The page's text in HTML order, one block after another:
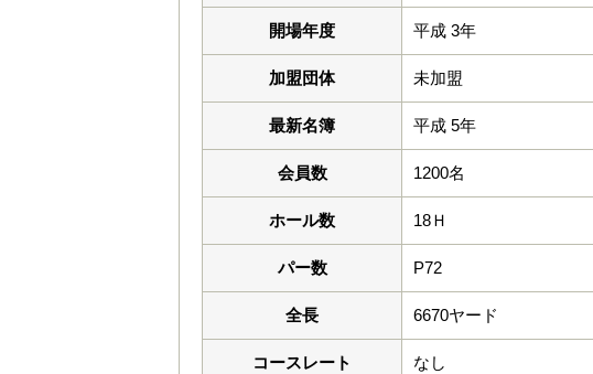
開場年度 平成 3年
加盟団体 未加盟
最新名簿 平成 5年
会員数 1200名
ホール数 18Ｈ
パー数 P72
全長 6670ヤード
コースレート なし